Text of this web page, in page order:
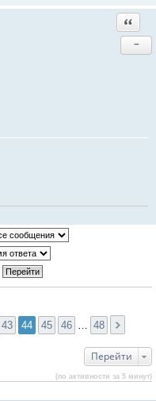
−
43 44 45 46 48
Перейти
(по активности за 5 минут)